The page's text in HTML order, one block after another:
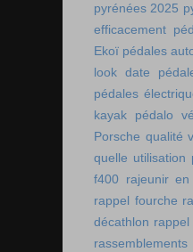
pyrénées 2025
efficacement
Ekoï pédales
look date
pédales
kayak
pédalo
Porsche qualité
quelle utilisation
f400 rajeunir
rappel fourche
décathlon